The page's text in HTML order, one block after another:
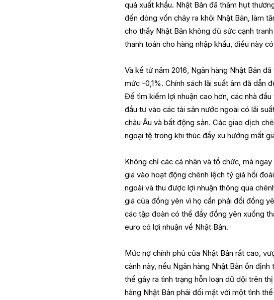
quá xuất khẩu. Nhật Bản đã thâm hụt
đến dòng vốn chảy ra khỏi Nhật Bản, làm
cho thấy Nhật Bản không đủ sức cạnh
thanh toán cho hàng nhập khẩu, điều này
Và kể từ năm 2016, Ngân hàng Nhật Bản
mức -0,1%. Chính sách lãi suất âm đã dẫn
Để tìm kiếm lợi nhuận cao hơn, các nhà
đầu tư vào các tài sản nước ngoài có lãi
châu Âu và bất động sản. Các giao dịch
ngoại tệ trong khi thúc đẩy xu hướng mất
Không chỉ các cá nhân và tổ chức, mà
gia vào hoạt động chênh lệch tỷ giá hối
ngoài và thu được lợi nhuận thông qua
giá của đồng yên vì họ cần phải đổi đồng
các tập đoàn có thể đẩy đồng yên xuống
euro có lợi nhuận về Nhật Bản.
Mức nợ chính phủ của Nhật Bản rất cao,
cảnh này, nếu Ngân hàng Nhật Bản ổn
thể gây ra tình trạng hỗn loạn dữ dội trên
hàng Nhật Bản phải đối mặt với một tình